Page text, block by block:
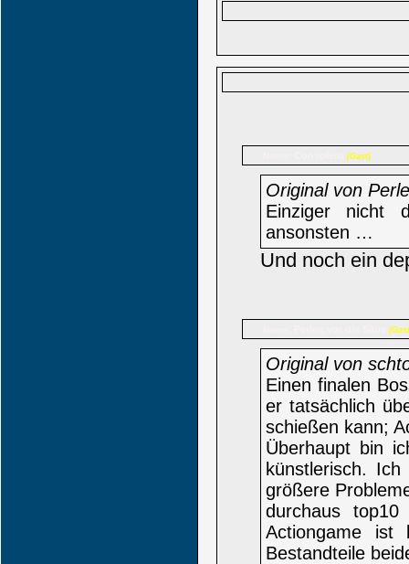
(Gast)
Original von
Einziger nicht
ansonsten …
Und noch ein
Original von
Einen finalen
er tatsächlich
schießen kann;
Überhaupt bin
künstlerisch.
größere
durchaus
Actiongame ist
Bestandteile